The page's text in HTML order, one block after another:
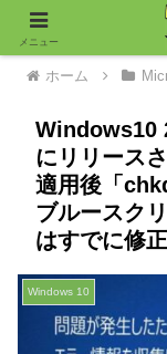
ホーム
Windows10
にリリース
適用後「
ブルースク
はすでに修正
Windows 10
メニュー